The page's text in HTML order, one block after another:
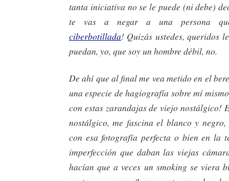
tanta iniciativa no se le puede (ni debe)
te vas a negar a una persona
ciberbotillada! Quizás ustedes, queridos
puedan, yo, que soy un hombre débil, no.
De ahí que al final me vea metido en el
una especie de hagiografía sobre mí
con estas zarandajas de viejo nostálgico!
nostálgico, me fascina el blanco y
con esa fotografía perfecta o bien en la
imperfección que daban las viejas
hacían que a veces un smoking se viera